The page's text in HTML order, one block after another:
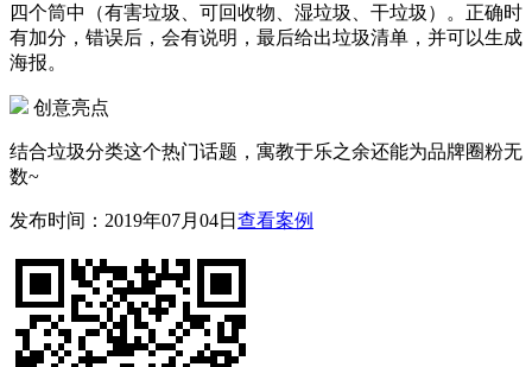
四个筒中（有害垃圾、可回收物、湿垃圾、干垃圾）。正确时
有加分，错误后，会有说明，最后给出垃圾清单，并可以生成
海报。
创意亮点
结合垃圾分类这个热门话题，寓教于乐之余还能为品牌圈粉无
数~
发布时间：2019年07月04日 查看案例